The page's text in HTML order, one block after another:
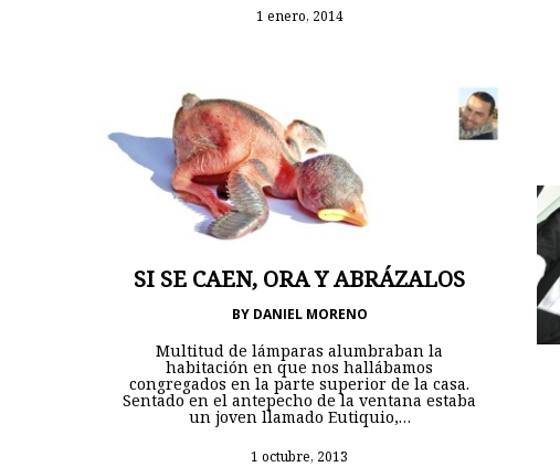
1 enero, 2014
SI SE CAEN, ORA Y ABRÁZALOS
BY DANIEL MORENO
Multitud de lámparas alumbraban la
habitación en que nos hallábamos
congregados en la parte superior de la casa.
Sentado en el antepecho de la ventana estaba
un joven llamado Eutiquio,…
1 octubre, 2013